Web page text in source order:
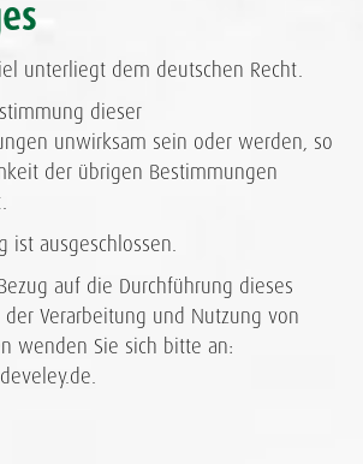
unterliegt dem deutschen Recht.
dieser
unwirksam sein oder werden, so
der übrigen Bestimmungen
ist ausgeschlossen.
auf die Durchführung dieses
Verarbeitung und Nutzung von
wenden Sie sich bitte an: